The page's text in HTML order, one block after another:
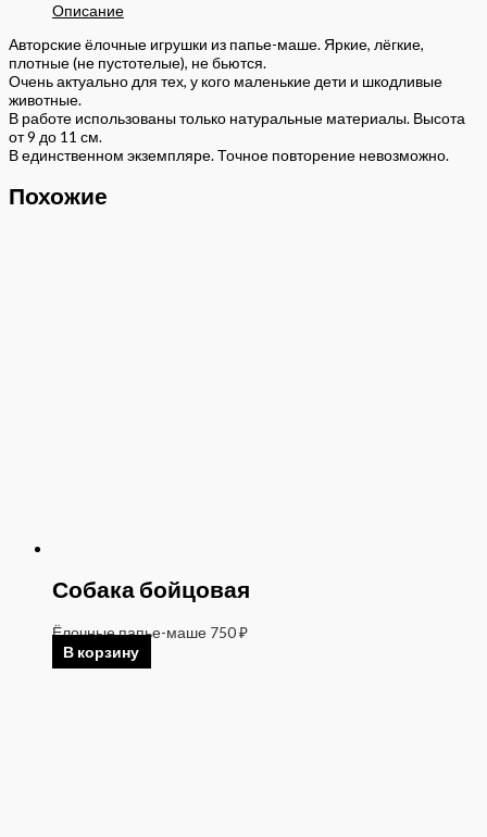
Описание
Авторские ёлочные игрушки из папье-маше. Яркие, лёгкие,
плотные (не пустотелые), не бьются.
Очень актуально для тех, у кого маленькие дети и шкодливые
животные.
В работе использованы только натуральные материалы. Высота
от 9 до 11 см.
В единственном экземпляре. Точное повторение невозможно.
Похожие
Собака бойцовая
Ёлочные папье-маше 750₽
В корзину